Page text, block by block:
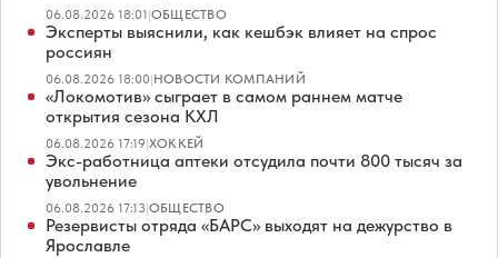
06.08.2026 18:01|ОБЩЕСТВО
Эксперты выяснили, как кешбэк влияет на спрос
россиян
06.08.2026 18:00|НОВОСТИ КОМПАНИЙ
«Локомотив» сыграет в самом раннем матче
открытия сезона КХЛ
06.08.2026 17:19|ХОККЕЙ
Экс-работница аптеки отсудила почти 800 тысяч за
увольнение
06.08.2026 17:13|ОБЩЕСТВО
Резервисты отряда «БАРС» выходят на дежурство в
Ярославле